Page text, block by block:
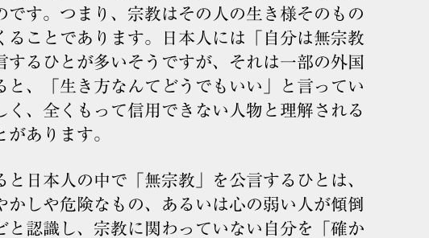
です。つまり、宗教はその人の生き様そのもの
ることであります。日本人には「自分は無宗教
するひとが多いそうですが、それは一部の外国
と、「生き方なんてどうでもいい」と言ってい
く、全くもって信用できない人物と理解される
があります。
日本人の中で「無宗教」を公言するひとは、
かしや危険なもの、あるいは心の弱い人が傾倒
と認識し、宗教に関わっていない自分を「確か